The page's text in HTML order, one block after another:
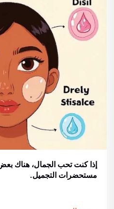
إذا كنت تحب الجمال، هناك بعض
مستحضرات التجميل.